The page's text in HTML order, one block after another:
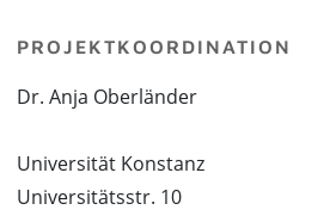
PROJEKTKOORDINATION
Dr. Anja Oberländer
Universität Konstanz
Universitätsstr. 10